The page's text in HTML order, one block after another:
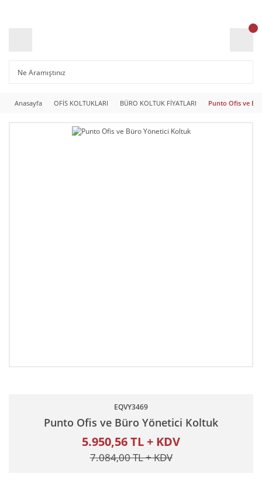
Anasayfa OFİS KOLTUKLARI BÜRO KOLTUK FİYATLARI Punto Ofis ve
EQVY3469
Punto Ofis ve Büro Yönetici Koltuk
5.950,56 TL + KDV
7.084,00 TL + KDV